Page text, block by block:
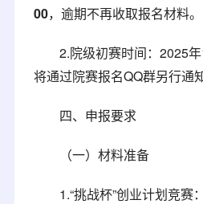
00，逾期不再收取报名材料。
2.院级初赛时间：2025
将通过院赛报名QQ群另行通
四、申报要求
（一）材料准备
1.“挑战杯”创业计划竞赛